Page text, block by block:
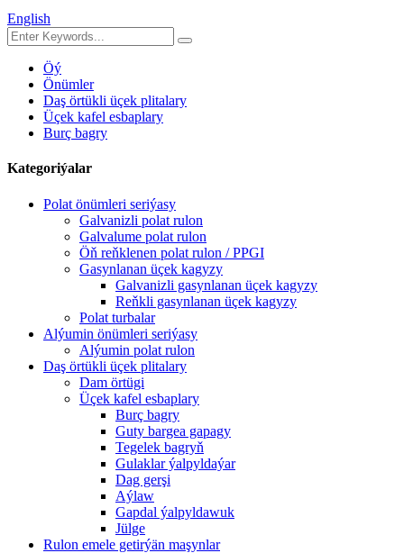
English
Öý
Önümler
Daş örtükli üçek plitalary
Üçek kafel esbaplary
Burç bagry
Kategoriýalar
Polat önümleri seriýasy
Galvanizli polat rulon
Galvalume polat rulon
Öň reňklenen polat rulon / PPGI
Gasynlanan üçek kagyzy
Galvanizli gasynlanan üçek kagyzy
Reňkli gasynlanan üçek kagyzy
Polat turbalar
Alýumin önümleri seriýasy
Alýumin polat rulon
Daş örtükli üçek plitalary
Dam örtügi
Üçek kafel esbaplary
Burç bagry
Guty bargea gapagy
Tegelek bagryň
Gulaklar ýalpyldaýar
Dag gerşi
Aýlaw
Gapdal ýalpyldawuk
Jülge
Rulon emele getirýän maşynlar